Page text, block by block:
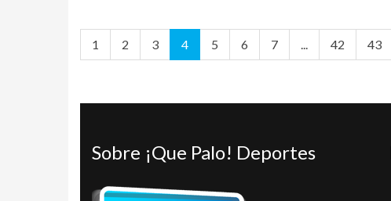
1 2 3 4 5 6 7 ... 42 43
Sobre ¡Que Palo! Deportes